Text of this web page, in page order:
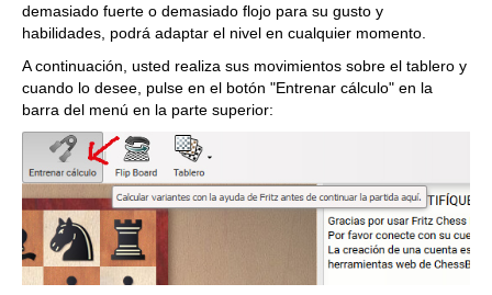
demasiado fuerte o demasiado flojo para su gusto y
habilidades, podrá adaptar el nivel en cualquier momento.
A continuación, usted realiza sus movimientos sobre el tablero y
cuando lo desee, pulse en el botón "Entrenar cálculo" en la
barra del menú en la parte superior: